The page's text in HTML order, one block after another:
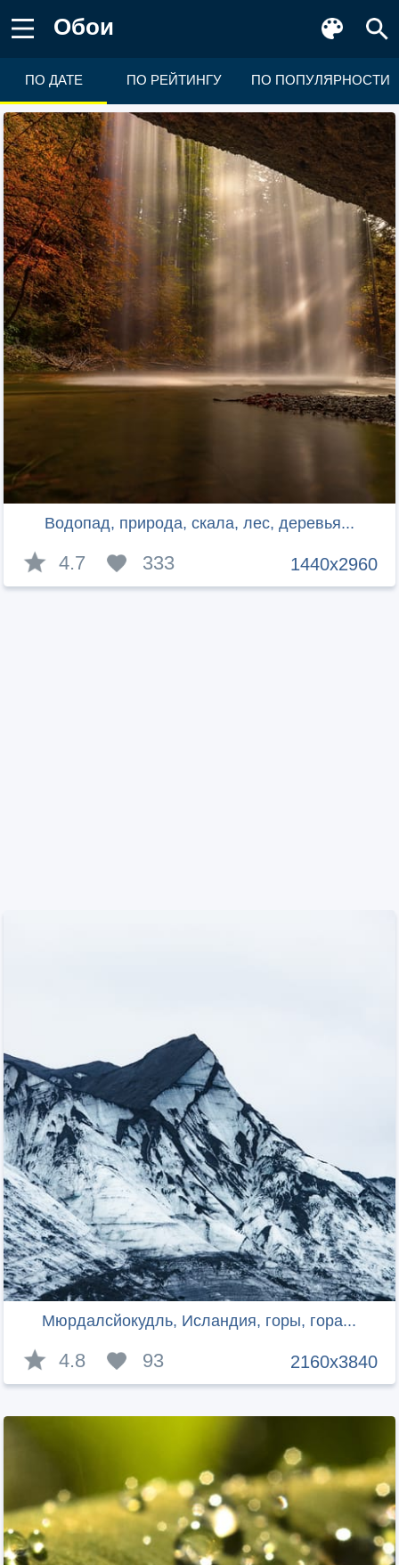
Обои
ПО ДАТЕ ПО РЕЙТИНГУ ПО ПОПУЛЯРНОСТИ
Водопад, природа, скала, лес, деревья...
1440x2960
4.7 333
Мюрдалсйокудль, Исландия, горы, гора...
2160x3840
4.8 93